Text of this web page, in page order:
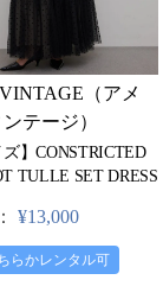
（アメ
テージ）
ズ】CONSTRICTED
TULLE SET DRESS
¥13,000
らかレンタル可